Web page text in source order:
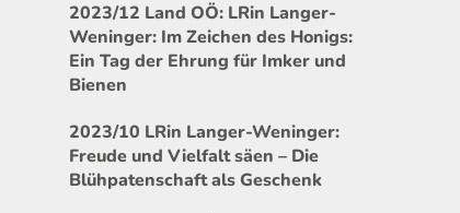
2023/12 Land OÖ: LRin Langer-
Weninger: Im Zeichen des Honigs:
Ein Tag der Ehrung für Imker und
Bienen
2023/10 LRin Langer-Weninger:
Freude und Vielfalt säen – Die
Blühpatenschaft als Geschenk